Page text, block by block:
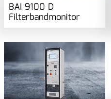
BAI 9100 D
Filterbandmonitor